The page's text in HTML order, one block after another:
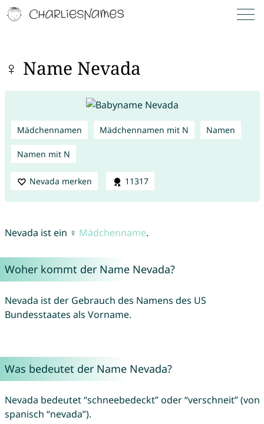
♀ Name Nevada
Mädchennamen Mädchennamen mit N Namen
Namen mit N
Nevada merken 11317
Nevada ist ein ♀ Mädchenname.
Woher kommt der Name Nevada?
Nevada ist der Gebrauch des Namens des US
Bundesstaates als Vorname.
Was bedeutet der Name Nevada?
Nevada bedeutet “schneebedeckt” oder “verschneit” (von
spanisch “nevada”).